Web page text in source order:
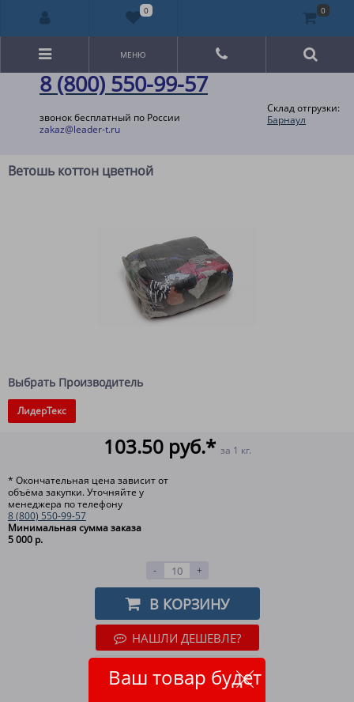
8 (800) 550-99-57
звонок бесплатный по России
zakaz@leader-t.ru
Склад отгрузки:
Барнаул
Ваш товар будет
МЕНЮ
Ветошь коттон цветной
Выбрать Производитель
ЛидерТекс
103.50 руб.* за 1 кг.
* Окончательная цена зависит от
объёма закупки. Уточняйте у
менеджера по телефону
8 (800) 550-99-57
Минимальная сумма заказа
5 000 р.
- +
В КОРЗИНУ
НАШЛИ ДЕШЕВЛЕ?
0 0